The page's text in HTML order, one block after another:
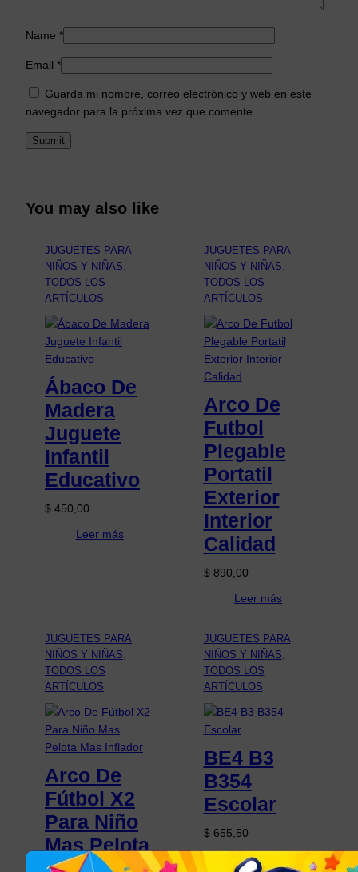
Name *
Email *
Guarda mi nombre, correo electrónico y web en este
navegador para la próxima vez que comente.
You may also like
JUGUETES PARA
NIÑOS Y NIÑAS
TODOS LOS
ARTÍCULOS
Ábaco De
Madera
Juguete
Infantil
Educativo
$ 450,00
Leer más
JUGUETES PARA
NIÑOS Y NIÑAS
TODOS LOS
ARTÍCULOS
Arco De
Futbol
Plegable
Portatil
Exterior
Interior
Calidad
$890,00
Leer más
JUGUETES PARA
NIÑOS Y NIÑAS
TODOS LOS
ARTÍCULOS
Arco De
Fútbol X2
Para Niño
Mas Pelota
JUGUETES PARA
NIÑOS Y NIÑAS
TODOS LOS
ARTÍCULOS
BE4 B3
B354
Escolar
$655,50
Añadir al carrito